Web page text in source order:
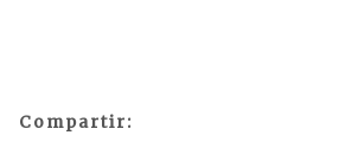
Compartir: